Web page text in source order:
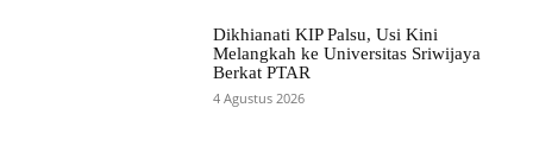
Dikhianati KIP Palsu, Usi Kini
Melangkah ke Universitas Sriwijaya
Berkat PTAR
4 Agustus 2026